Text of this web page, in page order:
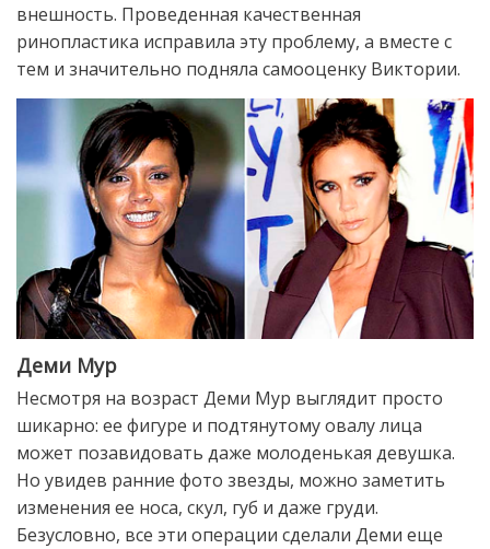
внешность. Проведенная качественная
ринопластика исправила эту проблему, а вместе с
тем и значительно подняла самооценку Виктории.
Деми Мур
Несмотря на возраст Деми Мур выглядит просто
шикарно: ее фигуре и подтянутому овалу лица
может позавидовать даже молоденькая девушка.
Но увидев ранние фото звезды, можно заметить
изменения ее носа, скул, губ и даже груди.
Безусловно, все эти операции сделали Деми еще